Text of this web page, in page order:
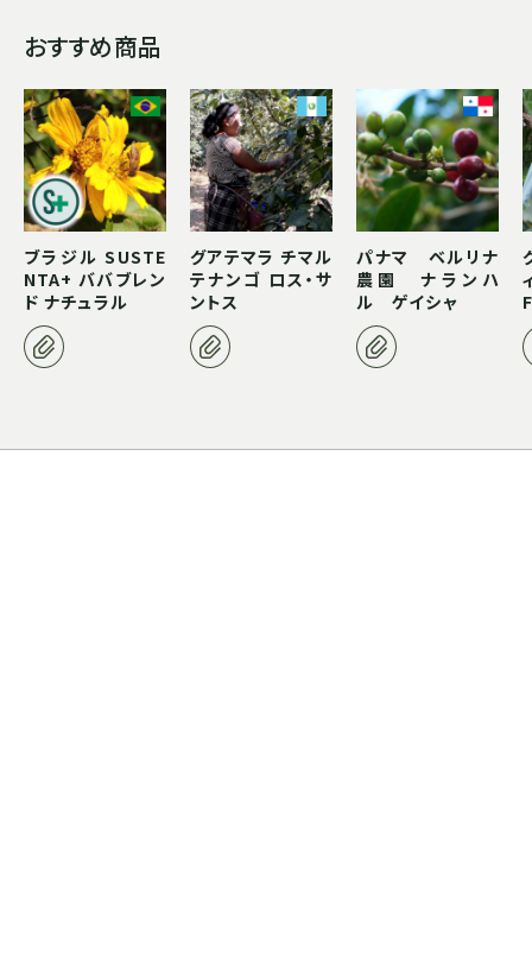
おすすめ商品
ブラジル SUSTE
NTA+ ババブレン
ド ナチュラル
グアテマラ チマル
テナンゴ ロス・サ
ントス
パナマ ベルリナ
農園 ナランハ
ル ゲイシャ
インドネシア
パプアニューギニア
ジャマイカ
ドミニカ